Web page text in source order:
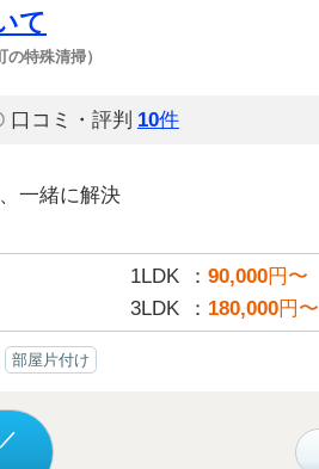
て
の特殊清掃）
口コミ・評判 10件
一緒に解決
1LDK 90,000円〜
3LDK 180,000円〜
部屋片付け